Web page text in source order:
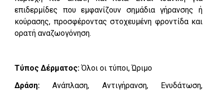
επιδερμίδες που εμφανίζουν σημάδια γήρανσης ή
κούρασης, προσφέροντας στοχευμένη φροντίδα και
ορατή αναζωογόνηση.
Τύπος Δέρματος:Όλοι οι τύποι, Ώριμο
Δράση:Ανάπλαση, Αντιγήρανση, Ενυδάτωση,